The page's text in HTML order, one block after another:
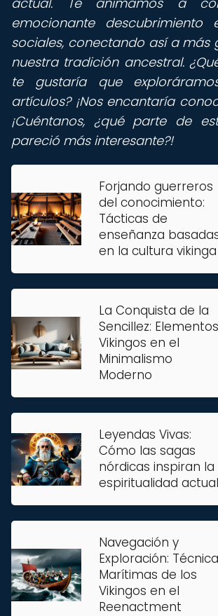
emocionante descubrimiento
sociales, conectando así a más
nuestra tradición ancestral.
te gustaría que
artículos? ¡Nos encantaría
¡Cuéntanos, ¿qué parte de
pareció más interesante?!
Forjando guerreros
del conocimiento:
Tácticas de
enseñanza
en la cultura vikinga
La Conquista de la
Sencillez: Elementos
Vikingos en el
Minimalismo
Moderno
Leyendas Vivas:
Cómo las sagas
nórdicas inspiran la
espiritualidad actual
Navegación y
Exploración:
Marítimas de los
Vikingos en el
Reenactment